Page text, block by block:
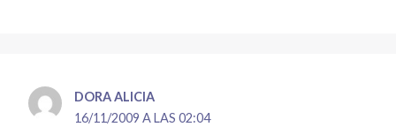
DORA ALICIA
16/11/2009 A LAS 02:04